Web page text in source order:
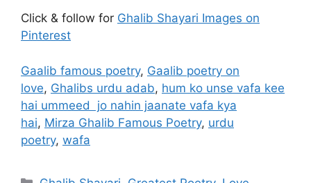
Click & follow for Ghalib Shayari Images on
Pinterest
Gaalib famous poetry, Gaalib poetry on
love, Ghalibs urdu adab, hum ko unse vafa kee
hai ummeed jo nahin jaanate vafa kya
hai, Mirza Ghalib Famous Poetry, urdu
poetry, wafa
Categories